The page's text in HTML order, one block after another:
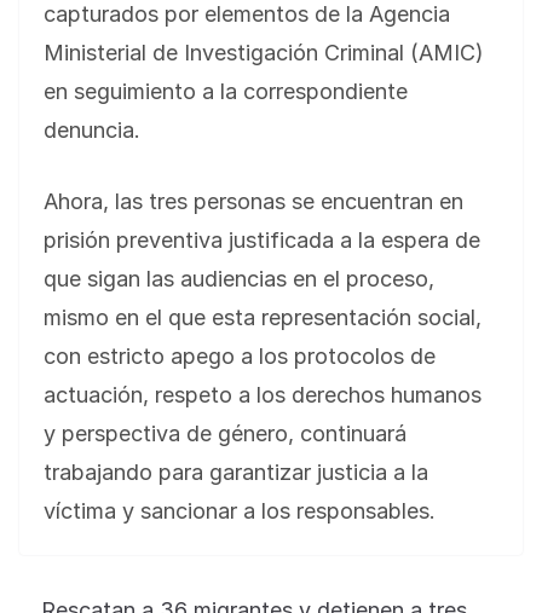
capturados por elementos de la Agencia
Ministerial de Investigación Criminal (AMIC)
en seguimiento a la correspondiente
denuncia.
Ahora, las tres personas se encuentran en
prisión preventiva justificada a la espera de
que sigan las audiencias en el proceso,
mismo en el que esta representación social,
con estricto apego a los protocolos de
actuación, respeto a los derechos humanos
y perspectiva de género, continuará
trabajando para garantizar justicia a la
víctima y sancionar a los responsables.
BLOG